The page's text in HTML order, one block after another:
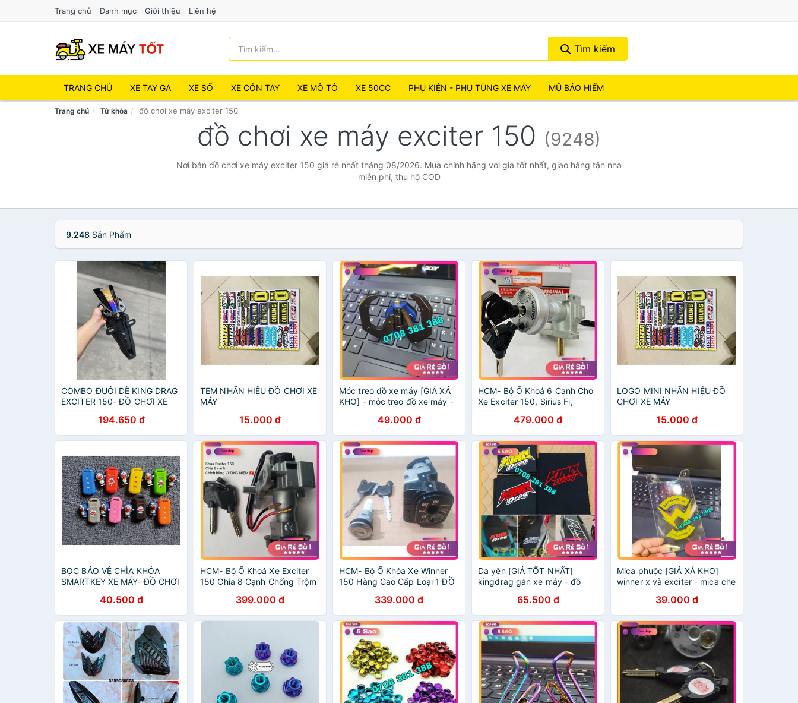
Trang chủ Danh mục Giới thiệu Liên hệ
Tìm kiếm
TRANG CHỦ XE TAY GA XE SỐ XE CÔN TAY XE MÔ TÔ XE 50CC PHỤ KIỆN - PHỤ TÙNG XE MÁY MŨ BẢO HIỂM
Trang chủ Từ khóa đồ chơi xe máy exciter 150
đồ chơi xe máy exciter 150 (9248)
Nơi bán đồ chơi xe máy exciter 150 giá rẻ nhất tháng 08/2026. Mua chính hãng với giá tốt nhất, giao hàng tận nhà
miễn phí, thu hộ COD
9.248 Sản Phẩm
COMBO ĐUÔI DÈ KING DRAG
EXCITER 150- ĐỒ CHƠI XE
194.650 đ
TEM NHÃN HIỆU ĐỒ CHƠI XE
MÁY
15.000 đ
Móc treo đồ xe máy [GIÁ XẢ
KHO] - móc treo đồ xe máy -
49.000 đ
HCM- Bộ Ổ Khoá 6 Cạnh Cho
Xe Exciter 150, Sirius Fi,
479.000 đ
LOGO MINI NHÃN HIỆU ĐỒ
CHƠI XE MÁY
15.000 đ
BỌC BẢO VỆ CHÌA KHÓA
SMARTKEY XE MÁY- ĐỒ CHƠI
40.500 đ
HCM- Bộ Ổ Khoá Xe Exciter
150 Chìa 8 Cạnh Chống Trộm
NIỆM ĐỒ CHƠI XE MÁY GIÁ SỈ
399.000 đ
HCM- Bộ Ổ Khóa Xe Winner
150 Hàng Cao Cấp Loại 1 ĐỒ
339.000 đ
Da yên [GIÁ TỐT NHẤT]
kingdrag gắn xe máy - đồ
65.500 đ
Mica phuộc [GIÁ XẢ KHO]
winner x và exciter - mica che
39.000 đ